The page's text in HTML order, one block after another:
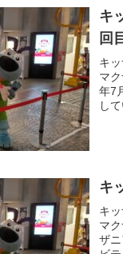
キ
回
キ
マ
年7
し
キ
キ
マ
ザ